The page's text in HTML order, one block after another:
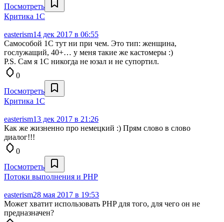
Посмотреть
Критика 1С
easterism14 дек 2017 в 06:55
Самособой 1С тут ни при чем. Это тип: женщина,
гослужащий, 40+… у меня такие же кастомеры :)
P.S. Сам я 1С никогда не юзал и не супортил.
0
Посмотреть
Критика 1С
easterism13 дек 2017 в 21:26
Как же жизненно про немецкий :) Прям слово в слово
диалог!!!
0
Посмотреть
Потоки выполнения и PHP
easterism28 мая 2017 в 19:53
Может хватит использовать PHP для того, для чего он не
предназначен?